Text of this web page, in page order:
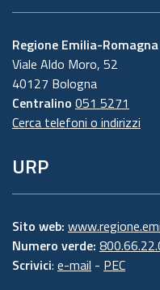
Regione Emilia-Romagna
Viale Aldo Moro, 52
40127 Bologna
Centralino 051 5271
Cerca telefoni o indirizzi
URP
Sito web:
Numero verde:
Scrivici: e-mail - PEC